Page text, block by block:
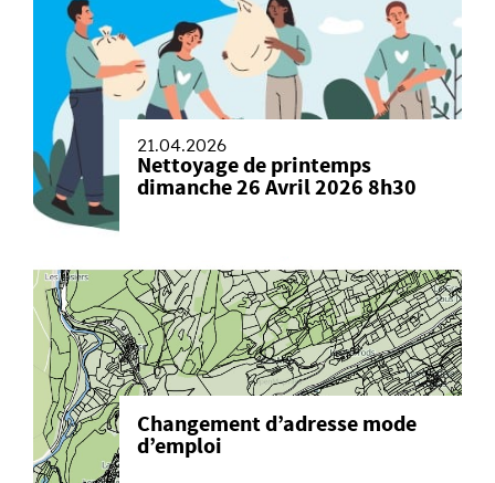
21.04.2026
Nettoyage de printemps
dimanche 26 Avril 2026 8h30
Changement d’adresse mode
d’emploi